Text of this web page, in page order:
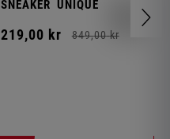
SNEAKER UNIQUE
219,00 kr 849,00 kr